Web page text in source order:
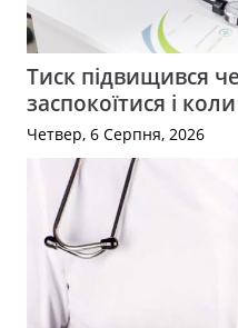
Тиск підвищився
заспокоїтися і
Четвер, 6 Серпня, 2026